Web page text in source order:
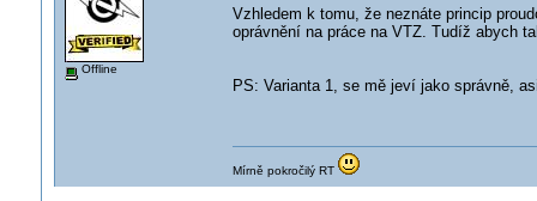
Offline
Vzhledem k tomu, že neznáte princip
oprávnění na práce na VTZ. Tudíž abych
PS: Varianta 1, se mě jeví jako správně,
Mírně pokročilý RT